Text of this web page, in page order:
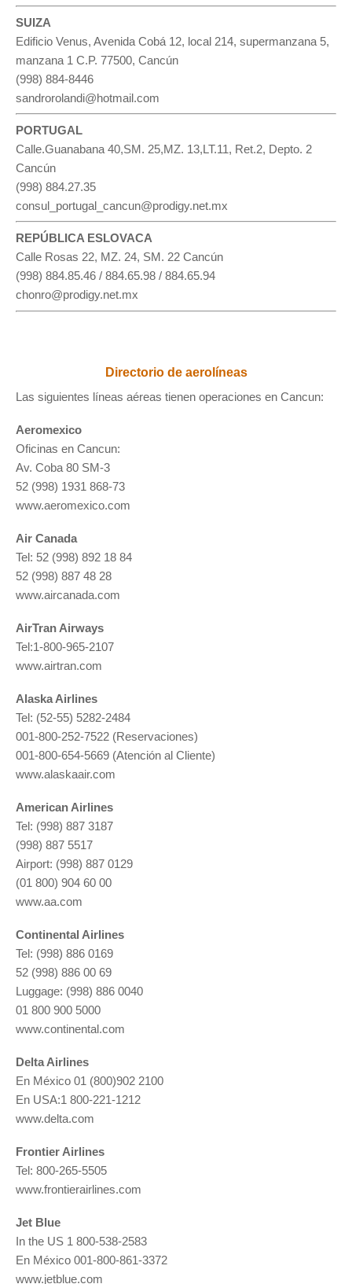
SUIZA
Edificio Venus, Avenida Cobá 12, local 214, supermanzana 5,
manzana 1 C.P. 77500, Cancún
(998) 884-8446
sandrorolandi@hotmail.com
PORTUGAL
Calle.Guanabana 40,SM. 25,MZ. 13,LT.11, Ret.2, Depto. 2
Cancún
(998) 884.27.35
consul_portugal_cancun@prodigy.net.mx
REPÚBLICA ESLOVACA
Calle Rosas 22, MZ. 24, SM. 22 Cancún
(998) 884.85.46 / 884.65.98 / 884.65.94
chonro@prodigy.net.mx
Directorio de aerolíneas
Las siguientes líneas aéreas tienen operaciones en Cancun:
Aeromexico
Oficinas en Cancun:
Av. Coba 80 SM-3
52 (998) 1931 868-73
www.aeromexico.com
Air Canada
Tel: 52 (998) 892 18 84
52 (998) 887 48 28
www.aircanada.com
AirTran Airways
Tel:1-800-965-2107
www.airtran.com
Alaska Airlines
Tel: (52-55) 5282-2484
001-800-252-7522 (Reservaciones)
001-800-654-5669 (Atención al Cliente)
www.alaskaair.com
American Airlines
Tel: (998) 887 3187
(998) 887 5517
Airport: (998) 887 0129
(01 800) 904 60 00
www.aa.com
Continental Airlines
Tel: (998) 886 0169
52 (998) 886 00 69
Luggage: (998) 886 0040
01 800 900 5000
www.continental.com
Delta Airlines
En México 01 (800)902 2100
En USA:1 800-221-1212
www.delta.com
Frontier Airlines
Tel: 800-265-5505
www.frontierairlines.com
Jet Blue
In the US 1 800-538-2583
En México 001-800-861-3372
www.jetblue.com